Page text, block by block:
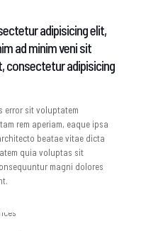
adipisicing elit,
ad minim veni sit
consectetur adipisicing
error sit voluptatem
rem aperiam, eaque ipsa
beatae vitae dicta
quia voluptas sit
magni dolores